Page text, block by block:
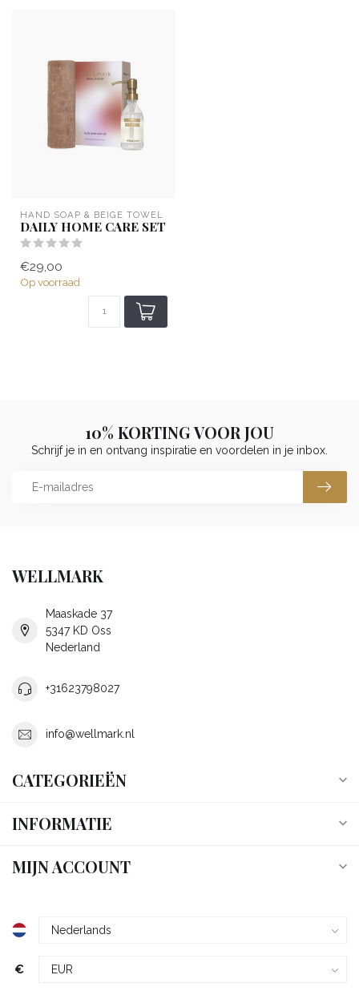
HAND SOAP & BEIGE TOWEL
DAILY HOME CARE SET
€29,00
Op voorraad
10% KORTING VOOR JOU
Schrijf je in en ontvang inspiratie en voordelen in je inbox.
WELLMARK
Maaskade 37
5347 KD Oss
Nederland
+31623798027
info@wellmark.nl
CATEGORIEËN
INFORMATIE
MIJN ACCOUNT
€